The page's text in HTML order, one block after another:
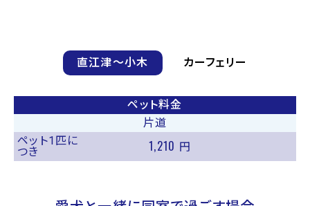
直江津〜小木 カーフェリー
ペット料金
片道
ペット1匹に
つき
1,210 円